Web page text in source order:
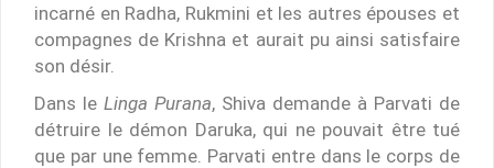
incarné en Radha, Rukmini et les autres épouses et
compagnes de Krishna et aurait pu ainsi satisfaire
son désir.
Dans le Linga Purana, Shiva demande à Parvati de
détruire le démon Daruka, qui ne pouvait être tué
que par une femme. Parvati entre dans le corps de